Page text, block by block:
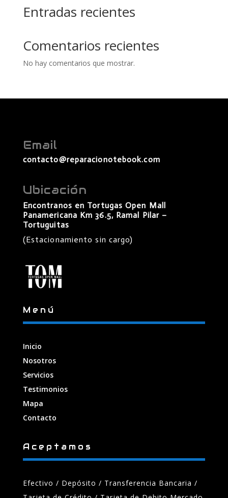
Entradas recientes
Comentarios recientes
No hay comentarios que mostrar.
Email
contacto@reparacionotebook.com
Ubicación
Encontranos en Tortugas Open Mall
Panamericana Km 36.5, Ramal Pilar –
Tortuguitas
(Estacionamiento sin cargo)
Menú
Inicio
Nosotros
Servicios
Testimonios
Mapa
Contacto
Aceptamos
Efectivo / Depósito / Transferencia Bancaria /